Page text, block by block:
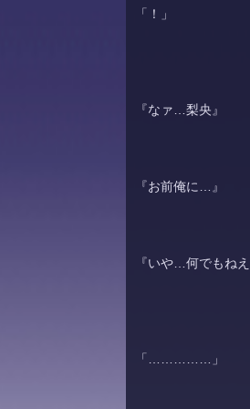
「！」
『なァ… 梨央 』
『お前俺に…』
『いや…何でもね
「……………」